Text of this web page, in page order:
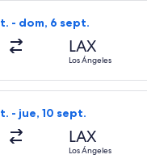
- dom, 6 sept.
LAX
Los Ángeles
vuelo de Frontier
- jue, 10 sept.
LAX
Los Ángeles
vuelo de Frontier